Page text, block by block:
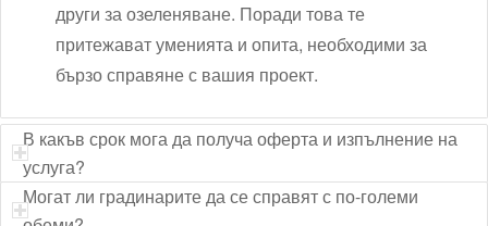
други за озеленяване. Поради това те
притежават уменията и опита, необходими за
бързо справяне с вашия проект.
В какъв срок мога да получа оферта и изпълнение на
услуга?
Могат ли градинарите да се справят с по-големи